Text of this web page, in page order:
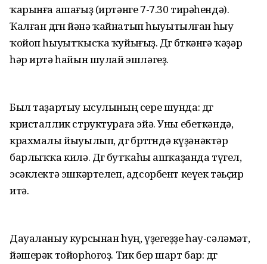
ҡарынға ашағыҙ (иртәнге 7-7.30 тирәһендә).
Ҡалған дөгөнө йәнә ҡайнатып һыуытылған һыу
ҡойоп һыуытҡысҡа ҡуйығыҙ. Дөгө бөткәнгә ҡәҙәр
һәр иртә һайын шулай эшләгеҙ.
Был таҙартыу ысулының сере шунда: дөгө
кристаллик структураға эйә. Уны ебеткәндә,
крахмалы йыуылып, дөгө бөртөгөндә күҙәнәктәр
барлыҡҡа килә. Дөгө бутҡаһы ашҡаҙанда түгел,
эсәклектә эшкәртелеп, адсорбент кеүек тәьҫир
итә.
Дауаланыу курсынан һуң, үҙегеҙҙе һау-сәләмәт,
йәшерәк тойорһоғоҙ. Тик бер шарт бар: дөгө